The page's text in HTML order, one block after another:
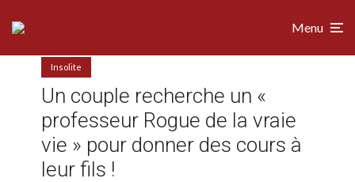
Menu
Insolite
Un couple recherche un «
professeur Rogue de la vraie
vie » pour donner des cours à
leur fils !